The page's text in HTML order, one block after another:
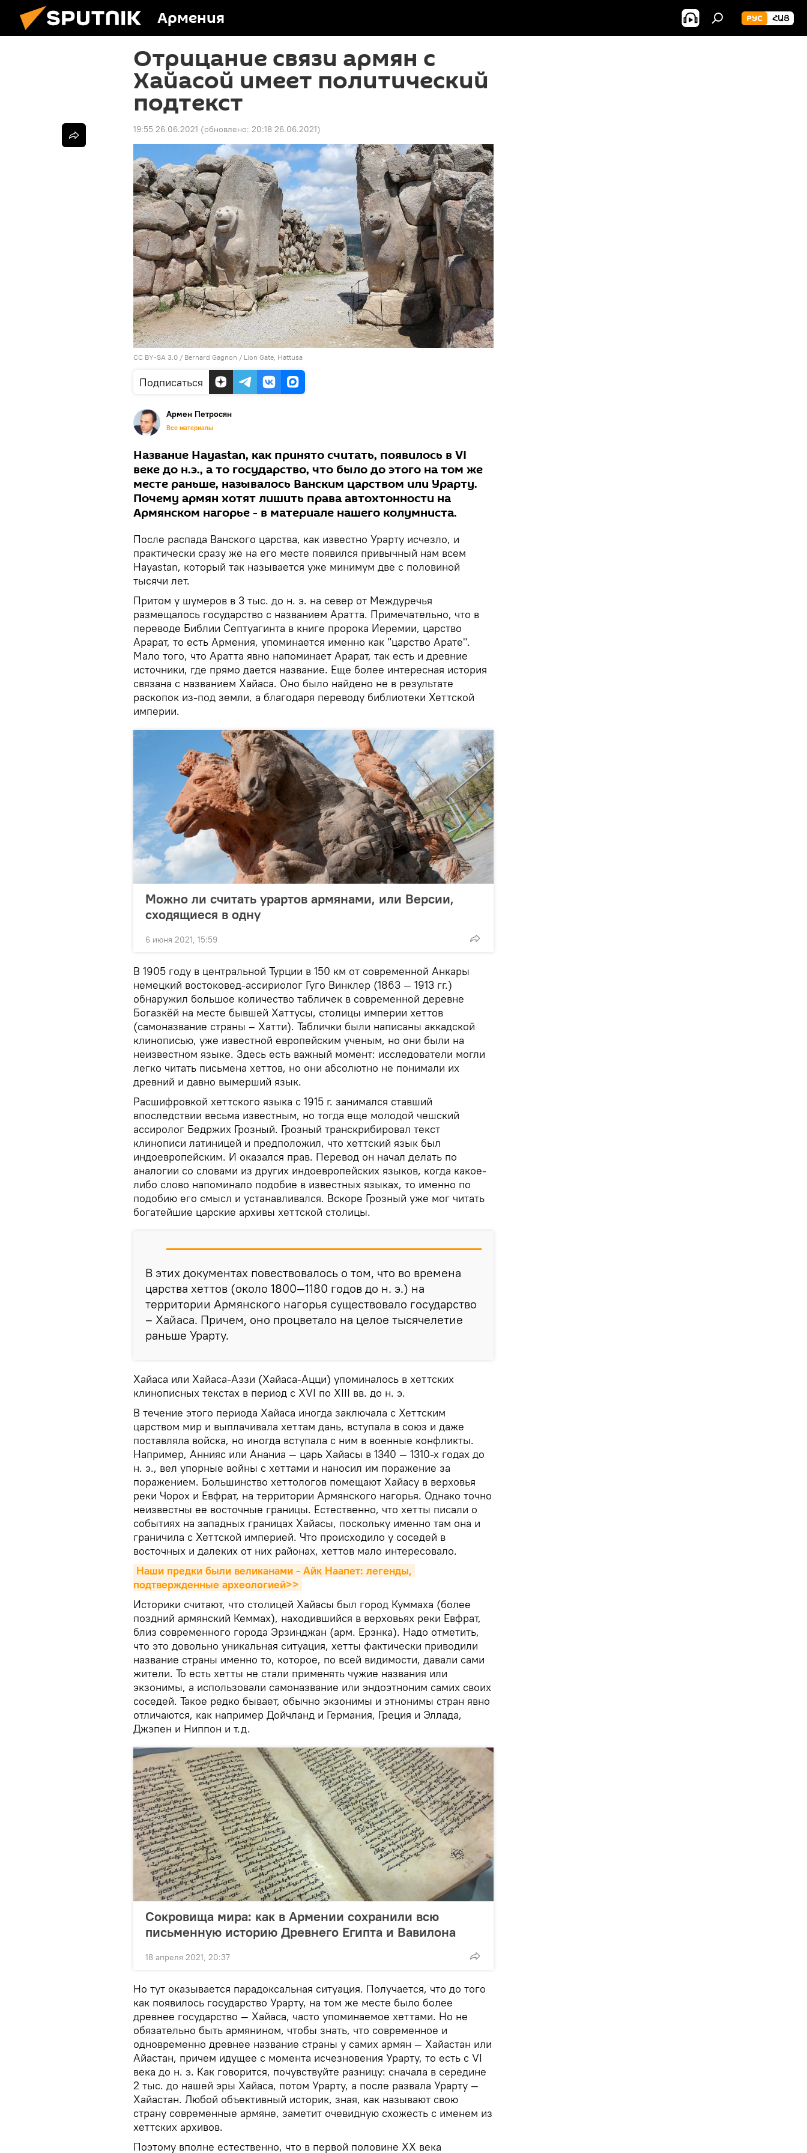
Армения РУС ՀԱՅ
Отрицание связи армян с
Хайасой имеет политический
подтекст
19:55 26.06.2021 (обновлено: 20:18 26.06.2021)
CC BY-SA 3.0 / Bernard Gagnon / Lion Gate, Hattusa
Подписаться
Армен Петросян
Все материалы
Название Hayastan, как принято считать, появилось в VI
веке до н.э., а то государство, что было до этого на том же
месте раньше, называлось Ванским царством или Урарту.
Почему армян хотят лишить права автохтонности на
Армянском нагорье - в материале нашего колумниста.
После распада Ванского царства, как известно Урарту исчезло, и
практически сразу же на его месте появился привычный нам всем
Hayastan, который так называется уже минимум две с половиной
тысячи лет.
Притом у шумеров в 3 тыс. до н. э. на север от Междуречья
размещалось государство с названием Аратта. Примечательно, что в
переводе Библии Септуагинта в книге пророка Иеремии, царство
Арарат, то есть Армения, упоминается именно как "царство Арате".
Мало того, что Аратта явно напоминает Арарат, так есть и древние
источники, где прямо дается название. Еще более интересная история
связана с названием Хайаса. Оно было найдено не в результате
раскопок из-под земли, а благодаря переводу библиотеки Хеттской
империи.
Можно ли считать урартов армянами, или Версии,
сходящиеся в одну
6 июня 2021, 15:59
В 1905 году в центральной Турции в 150 км от современной Анкары
немецкий востоковед-ассириолог Гуго Винклер (1863 — 1913 гг.)
обнаружил большое количество табличек в современной деревне
Богазкёй на месте бывшей Хаттусы, столицы империи хеттов
(самоназвание страны – Хатти). Таблички были написаны аккадской
клинописью, уже известной европейским ученым, но они были на
неизвестном языке. Здесь есть важный момент: исследователи могли
легко читать письмена хеттов, но они абсолютно не понимали их
древний и давно вымерший язык.
Расшифровкой хеттского языка с 1915 г. занимался ставший
впоследствии весьма известным, но тогда еще молодой чешский
ассиролог Бедржих Грозный. Грозный транскрибировал текст
клинописи латиницей и предположил, что хеттский язык был
индоевропейским. И оказался прав. Перевод он начал делать по
аналогии со словами из других индоевропейских языков, когда какое-
либо слово напоминало подобие в известных языках, то именно по
подобию его смысл и устанавливался. Вскоре Грозный уже мог читать
богатейшие царские архивы хеттской столицы.
В этих документах повествовалось о том, что во времена
царства хеттов (около 1800—1180 годов до н. э.) на
территории Армянского нагорья существовало государство
– Хайаса. Причем, оно процветало на целое тысячелетие
раньше Урарту.
Хайаса или Хайаса-Аззи (Хайаса-Ацци) упоминалось в хеттских
клинописных текстах в период с XVI по XIII вв. до н. э.
В течение этого периода Хайаса иногда заключала с Хеттским
царством мир и выплачивала хеттам дань, вступала в союз и даже
поставляла войска, но иногда вступала с ним в военные конфликты.
Например, Аннияс или Ананиа — царь Хайасы в 1340 — 1310-х годах до
н. э., вел упорные войны с хеттами и наносил им поражение за
поражением. Большинство хеттологов помещают Хайасу в верховья
реки Чорох и Евфрат, на территории Армянского нагорья. Однако точно
неизвестны ее восточные границы. Естественно, что хетты писали о
событиях на западных границах Хайасы, поскольку именно там она и
граничила с Хеттской империей. Что происходило у соседей в
восточных и далеких от них районах, хеттов мало интересовало.
Наши предки были великанами - Айк Наапет: легенды,
подтвержденные археологией>>
Историки считают, что столицей Хайасы был город Куммаха (более
поздний армянский Кеммах), находившийся в верховьях реки Евфрат,
близ современного города Эрзинджан (арм. Ерзнка). Надо отметить,
что это довольно уникальная ситуация, хетты фактически приводили
название страны именно то, которое, по всей видимости, давали сами
жители. То есть хетты не стали применять чужие названия или
экзонимы, а использовали самоназвание или эндоэтноним самих своих
соседей. Такое редко бывает, обычно экзонимы и этнонимы стран явно
отличаются, как например Дойчланд и Германия, Греция и Эллада,
Джэпен и Hиппон и т.д.
Сокровища мира: как в Армении сохранили всю
письменную историю Древнего Египта и Вавилона
18 апреля 2021, 20:37
Но тут оказывается парадоксальная ситуация. Получается, что до того
как появилось государство Урарту, на том же месте было более
древнее государство — Хайаса, часто упоминаемое хеттами. Но не
обязательно быть армянином, чтобы знать, что современное и
одновременно древнее название страны у самих армян — Хайастан или
Айастан, причем идущее с момента исчезновения Урарту, то есть с VI
века до н. э. Как говорится, почувствуйте разницу: сначала в середине
2 тыс. до нашей эры Хайаса, потом Урарту, а после развала Урарту —
Хайастан. Любой объективный историк, зная, как называют свою
страну современные армяне, заметит очевидную схожесть с именем из
хеттских архивов.
Поэтому вполне естественно, что в первой половине XX века